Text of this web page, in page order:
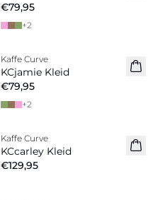
€79,95
+2
Neuheiten
Kaffe Curve
KCjamie Kleid
€79,95
+2
Neuheiten
Kaffe Curve
KCcarley Kleid
€129,95